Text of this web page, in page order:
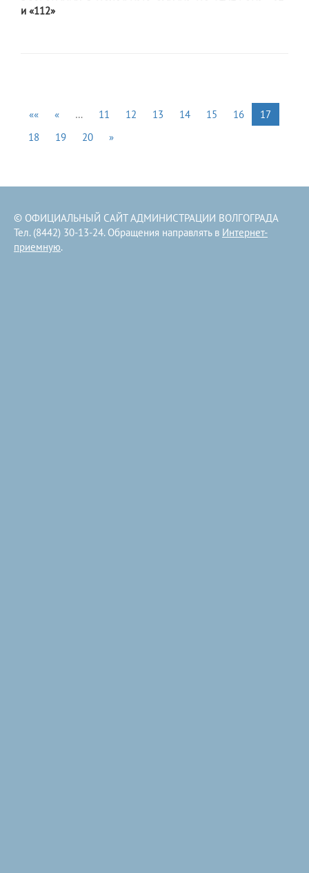
и «112»
«« « … 11 12 13 14 15 16
17
18
19 20 »
© ОФИЦИАЛЬНЫЙ САЙТ АДМИНИСТРАЦИИ ВОЛГОГРАДА
Тел. (8442) 30-13-24. Обращения направлять в Интернет-
приемную.